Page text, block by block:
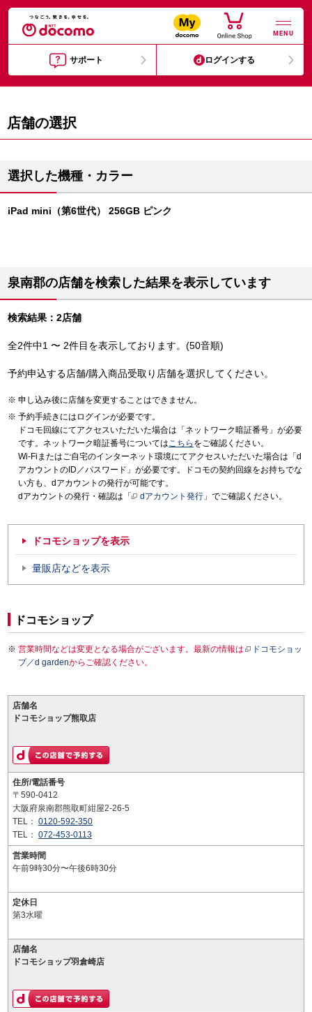
MENU
サポート ログインする
店舗の選択
選択した機種・カラー
iPad mini（第6世代） 256GB ピンク
泉南郡の店舗を検索した結果を表示しています
検索結果：2店舗
全2件中1 〜 2件目を表示しております。(50音順)
予約申込する店舗/購入商品受取り店舗を選択してください。
申し込み後に店舗を変更することはできません。
予約手続きにはログインが必要です。
ドコモ回線にてアクセスいただいた場合は「ネットワーク暗証番号」が必要
です。ネットワーク暗証番号についてはこちら をご確認ください。
Wi-Fiまたはご自宅のインターネット環境にてアクセスいただいた場合は「d
アカウントのID／パスワード」が必要です。ドコモの契約回線をお持ちでな
い方も、dアカウントの発行が可能です。
dアカウントの発行・確認は「
dアカウント発行 」でご確認ください。
ドコモショップを表示
量販店などを表示
ドコモショップ
営業時間などは変更となる場合がございます。最新の情報は
ドコモショッ
プ／d gardenからご確認ください。
店舗名
ドコモショップ熊取店
住所/電話番号
〒590-0412
大阪府泉南郡熊取町紺屋2-26-5
TEL： 0120-592-350
TEL： 072-453-0113
営業時間
午前9時30分〜午後6時30分
定休日
第3水曜
店舗名
ドコモショップ羽倉崎店